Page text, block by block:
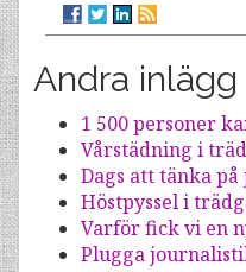
Andra inlägg
1 500 personer
Vårstädning i
Dags att tänka
Höstpyssel i
Varför fick vi en
Plugga